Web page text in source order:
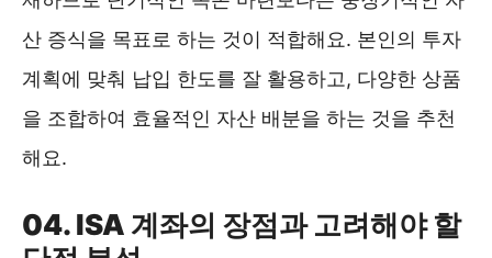
산 증식을 목표로 하는 것이 적합해요. 본인의 투자
계획에 맞춰 납입 한도를 잘 활용하고, 다양한 상품
을 조합하여 효율적인 자산 배분을 하는 것을 추천
해요.
04. ISA 계좌의 장점과 고려해야 할